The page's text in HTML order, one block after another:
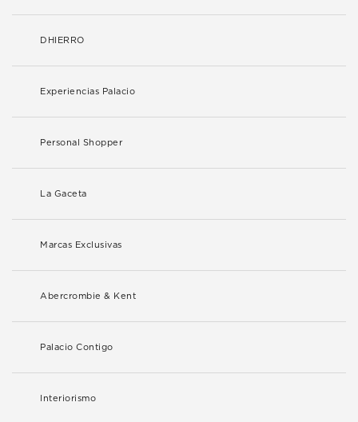
DHIERRO
Experiencias Palacio
Personal Shopper
La Gaceta
Marcas Exclusivas
Abercrombie & Kent
Palacio Contigo
Interiorismo